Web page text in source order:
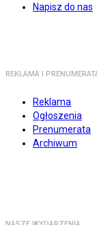
Napisz do nas
REKLAMA I
Reklama
Ogłoszenia
Prenumerata
Archiwum